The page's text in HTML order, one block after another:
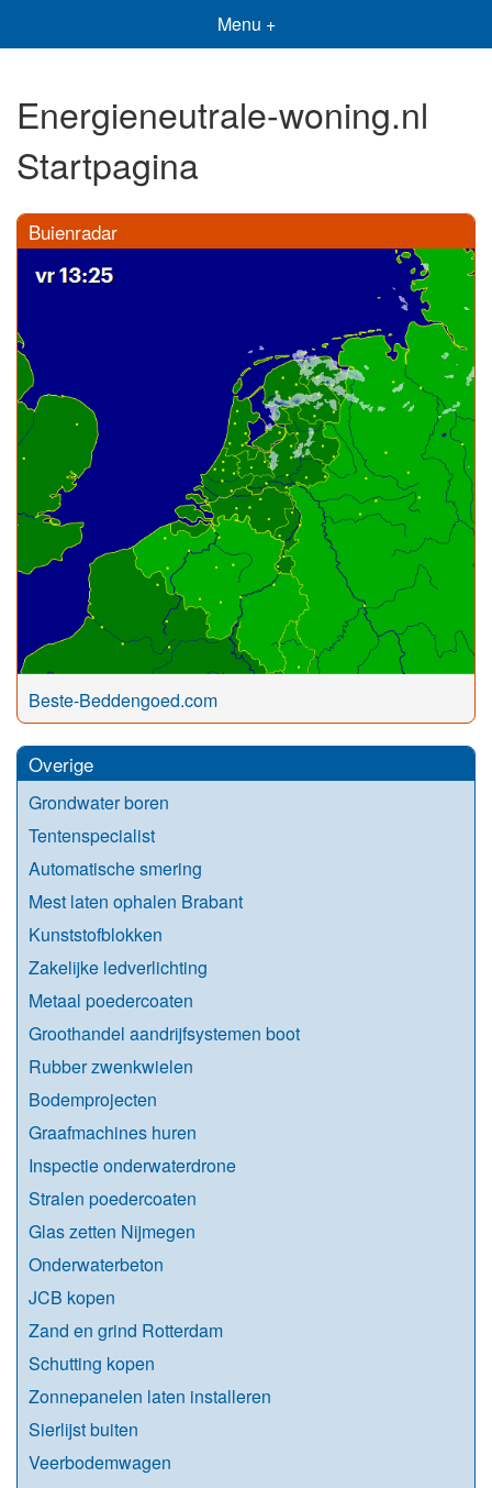
Menu +
Energieneutrale-woning.nl
Startpagina
Buienradar
Beste-Beddengoed.com
Overige
Grondwater boren
Tentenspecialist
Automatische smering
Mest laten ophalen Brabant
Kunststofblokken
Zakelijke ledverlichting
Metaal poedercoaten
Groothandel aandrijfsystemen boot
Rubber zwenkwielen
Bodemprojecten
Graafmachines huren
Inspectie onderwaterdrone
Stralen poedercoaten
Glas zetten Nijmegen
Onderwaterbeton
JCB kopen
Zand en grind Rotterdam
Schutting kopen
Zonnepanelen laten installeren
Sierlijst buiten
Veerbodemwagen